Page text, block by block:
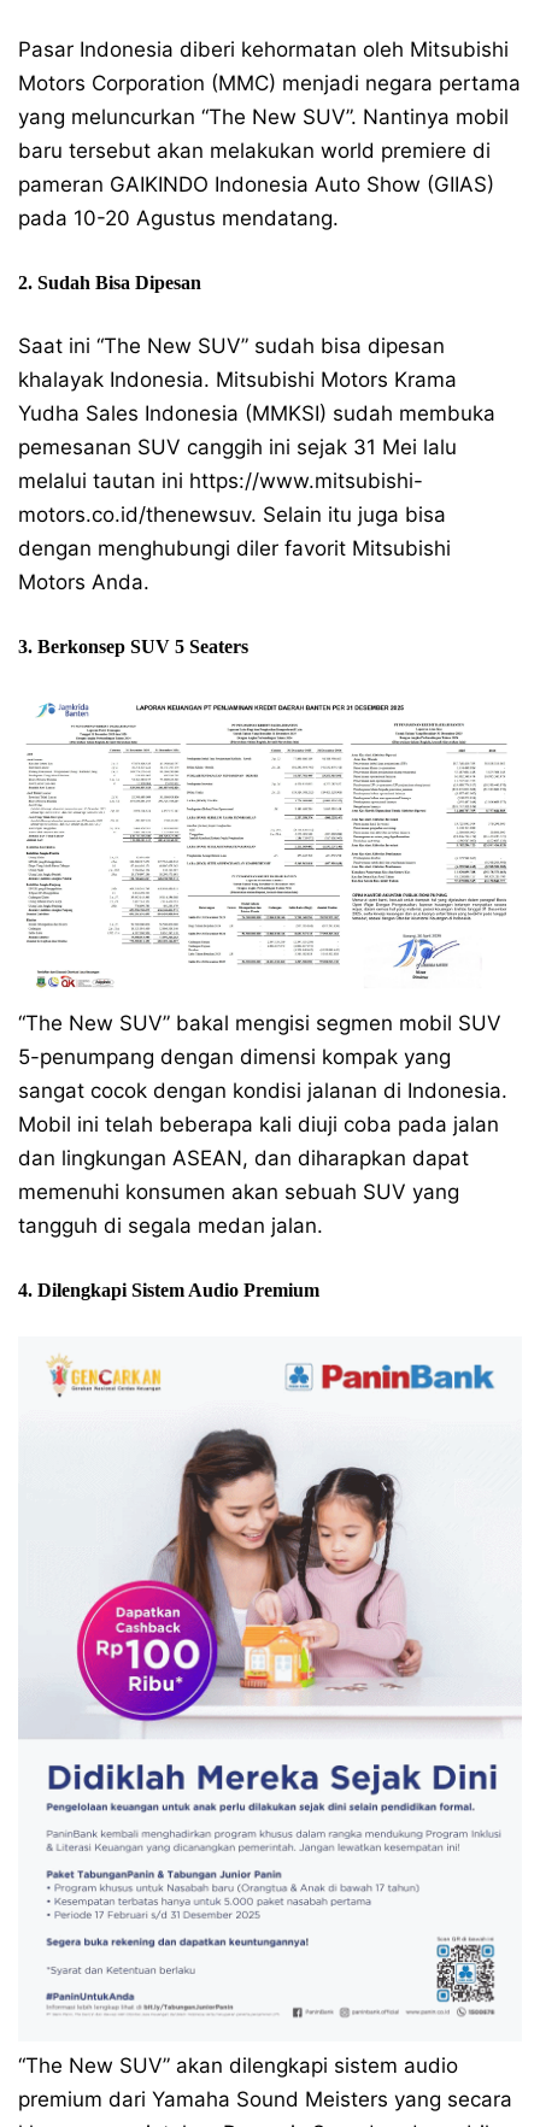
Pasar Indonesia diberi kehormatan oleh Mitsubishi
Motors Corporation (MMC) menjadi negara pertama
yang meluncurkan “The New SUV”. Nantinya mobil
baru tersebut akan melakukan world premiere di
pameran GAIKINDO Indonesia Auto Show (GIIAS)
pada 10-20 Agustus mendatang.
2. Sudah Bisa Dipesan
Saat ini “The New SUV” sudah bisa dipesan
khalayak Indonesia. Mitsubishi Motors Krama
Yudha Sales Indonesia (MMKSI) sudah membuka
pemesanan SUV canggih ini sejak 31 Mei lalu
melalui tautan ini https://www.mitsubishi-
motors.co.id/thenewsuv. Selain itu juga bisa
dengan menghubungi diler favorit Mitsubishi
Motors Anda.
3. Berkonsep SUV 5 Seaters
“The New SUV” bakal mengisi segmen mobil SUV
5-penumpang dengan dimensi kompak yang
sangat cocok dengan kondisi jalanan di Indonesia.
Mobil ini telah beberapa kali diuji coba pada jalan
dan lingkungan ASEAN, dan diharapkan dapat
memenuhi konsumen akan sebuah SUV yang
tangguh di segala medan jalan.
4. Dilengkapi Sistem Audio Premium
“The New SUV” akan dilengkapi sistem audio
premium dari Yamaha Sound Meisters yang secara